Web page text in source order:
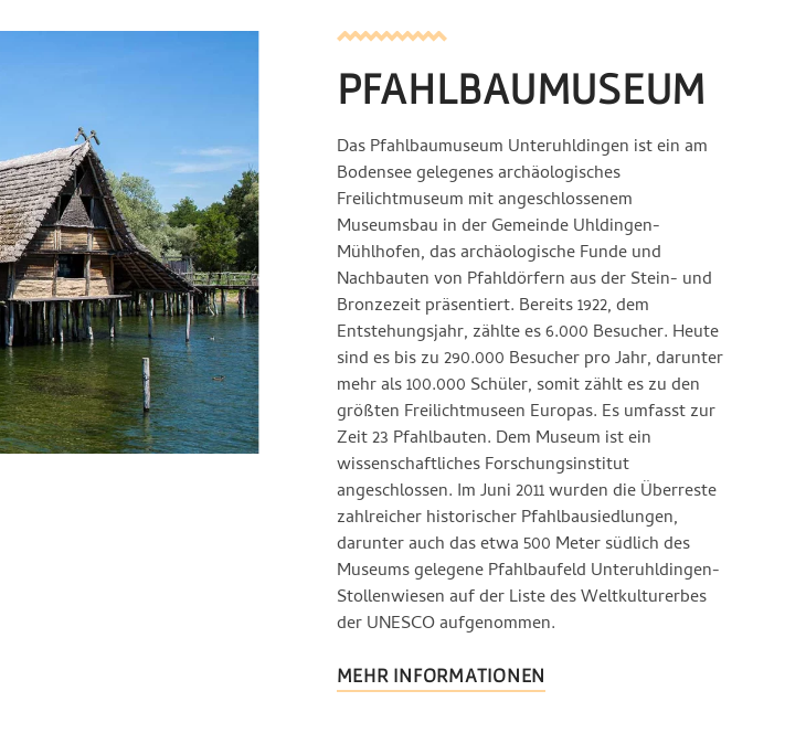
PFAHLBAUMUSEUM
Das Pfahlbaumuseum Unteruhldingen ist ein am
Bodensee gelegenes archäologisches
Freilichtmuseum mit angeschlossenem
Museumsbau in der Gemeinde Uhldingen-
Mühlhofen, das archäologische Funde und
Nachbauten von Pfahldörfern aus der Stein- und
Bronzezeit präsentiert. Bereits 1922, dem
Entstehungsjahr, zählte es 6.000 Besucher. Heute
sind es bis zu 290.000 Besucher pro Jahr, darunter
mehr als 100.000 Schüler, somit zählt es zu den
größten Freilichtmuseen Europas. Es umfasst zur
Zeit 23 Pfahlbauten. Dem Museum ist ein
wissenschaftliches Forschungsinstitut
angeschlossen. Im Juni 2011 wurden die Überreste
zahlreicher historischer Pfahlbausiedlungen,
darunter auch das etwa 500 Meter südlich des
Museums gelegene Pfahlbaufeld Unteruhldingen-
Stollenwiesen auf der Liste des Weltkulturerbes
der UNESCO aufgenommen.
MEHR INFORMATIONEN